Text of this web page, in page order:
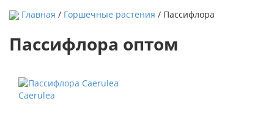
Главная / Горшечные растения / Пассифлора
Пассифлора оптом
Caerulea